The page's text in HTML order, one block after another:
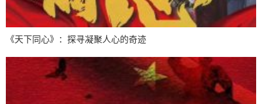
《天下同心》：探寻凝聚人心的奇迹